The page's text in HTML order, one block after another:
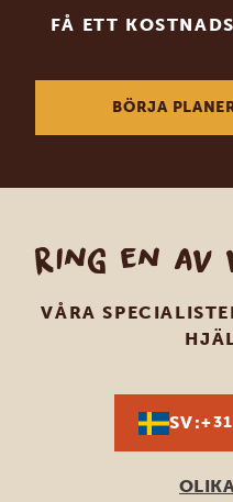
FÅ ETT
BÖRJA
Ring en av
VÅRA
SV: